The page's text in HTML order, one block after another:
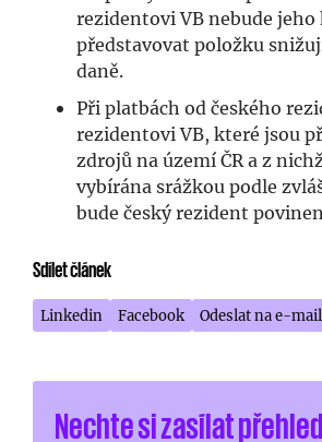
rezidentovi VB nebude jeho
představovat položku
daně.
Při platbách od českého
rezidentovi VB, které jsou
zdrojů na území ČR a z
vybírána srážkou podle
bude český rezident
Sdílet článek
Linkedin Facebook Odeslat na e-mail
Nechte si zasílat přehled